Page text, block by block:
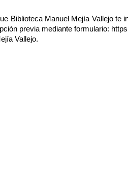
Biblioteca Manuel Mejía Vallejo te
previa mediante formulario:
Vallejo.